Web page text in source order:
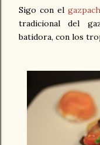
Sigo con el
tradicional del
batidora, con los